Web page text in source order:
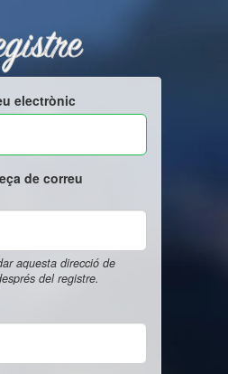
electrònic
de correu
aquesta direcció de
del registre.